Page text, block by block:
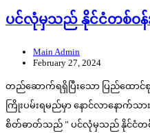
ပင်လုံမှသည် နိုင်ငံတစ်ဝ
Main Admin
February 27, 2024
တည်ဆောက်ရရှိပြီးသော ပြည်ထေ
ကြိုးပမ်းရမည်မှာ နောင်လာနောက်သ
စိတ်ဓာတ်သည် ” ပင်လုံမှသည် နိုင်ငံတ